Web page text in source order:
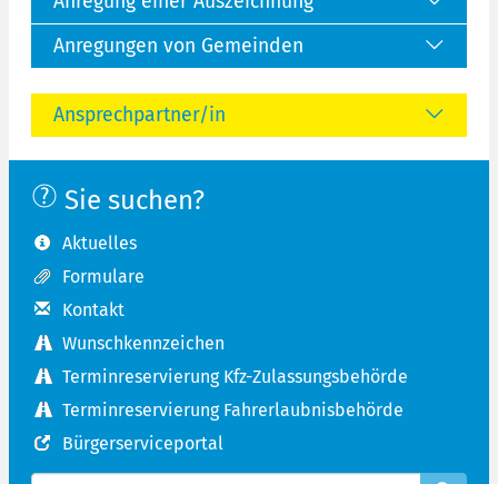
Anregungen von Gemeinden
Ansprechpartner/in
Sie suchen?
Aktuelles
Formulare
Kontakt
Wunschkennzeichen
Terminreservierung Kfz-Zulassungsbehörde
Terminreservierung Fahrerlaubnisbehörde
Bürgerserviceportal